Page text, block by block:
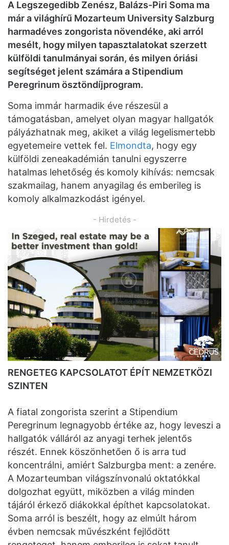
A Legszegedibb Zenész, Balázs-Piri Soma ma
már a világhírű Mozarteum University Salzburg
harmadéves zongorista növendéke, aki arról
mesélt, hogy milyen tapasztalatokat szerzett
külföldi tanulmányai során, és milyen óriási
segítséget jelent számára a Stipendium
Peregrinum ösztöndíjprogram.
Soma immár harmadik éve részesül a
támogatásban, amelyet olyan magyar hallgatók
pályázhatnak meg, akiket a világ legelismertebb
egyetemeire vettek fel. Elmondta, hogy egy
külföldi zeneakadémián tanulni egyszerre
hatalmas lehetőség és komoly kihívás: nemcsak
szakmailag, hanem anyagilag és emberileg is
komoly alkalmazkodást igényel.
- Hirdetés -
RENGETEG KAPCSOLATOT ÉPÍT NEMZETKÖZI
SZINTEN
A fiatal zongorista szerint a Stipendium
Peregrinum legnagyobb értéke az, hogy leveszi a
hallgatók válláról az anyagi terhek jelentős
részét. Ennek köszönhetően ő is arra tud
koncentrálni, amiért Salzburgba ment: a zenére.
A Mozarteumban világszínvonalú oktatókkal
dolgozhat együtt, miközben a világ minden
tájáról érkező diákokkal építhet kapcsolatokat.
Soma arról is beszélt, hogy az elmúlt három
évben nemcsak művészként fejlődött